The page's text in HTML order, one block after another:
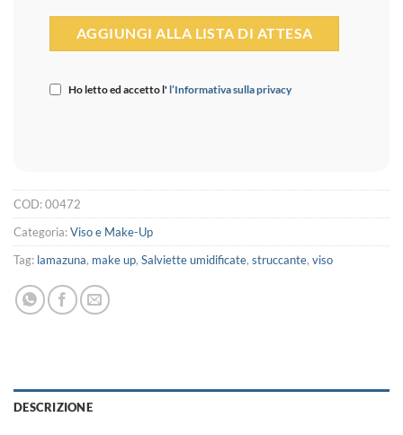
Ho letto ed accetto l' l’Informativa sulla privacy
COD:00472
Categoria:Viso e Make-Up
Tag: lamazuna, make up, Salviette umidificate, struccante, viso
DESCRIZIONE